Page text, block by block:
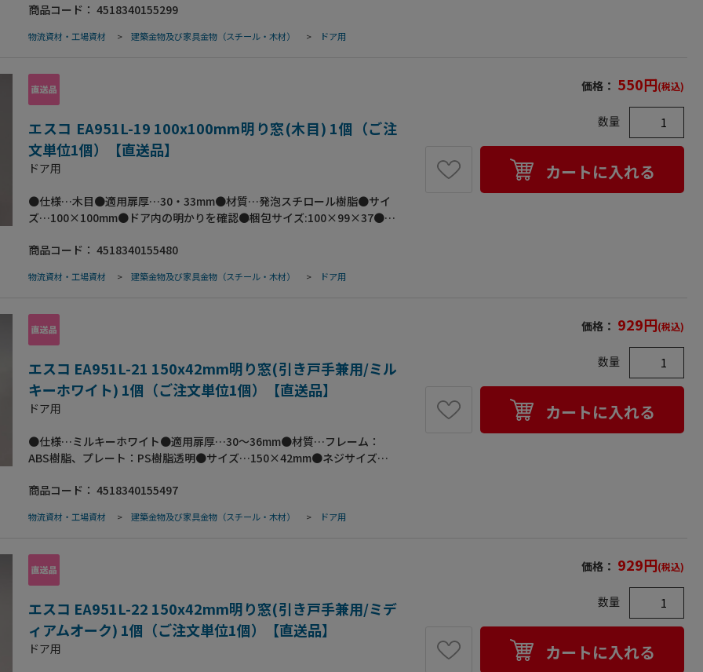
ッピンねじφ4×35（2本））●ヘアーライン仕上げ●荷物のすべり落ちを
商品コード： 4518340155299
物流資材・工場資材 > 建築金物及び家具金物（スチール・木材） > ドア用
エスコ EA951L-19 100x100mm明り窓(木目) 1個（ご注
文単位1個）【直送品】
ドア用
●仕様…木目●適用扉厚…30・33mm●材質…発泡スチロール樹脂●サイ
ズ…100×100mm●ドア内の明かりを確認●梱包サイズ:100×99×37●梱
商品コード： 4518340155480
物流資材・工場資材 > 建築金物及び家具金物（スチール・木材） > ドア用
価格： 550円(税込)
数量
カートに入れる
エスコ EA951L-21 150x42mm明り窓(引き戸手兼用/ミル
キーホワイト) 1個（ご注文単位1個）【直送品】
ドア用
●仕様…ミルキーホワイト●適用扉厚…30～36mm●材質…フレーム：
ABS樹脂、プレート：PS樹脂透明●サイズ…150×42mm●ネジサイズ…
>使用するネジの長さを変える事で28～40mmの扉厚までご使用頂けます。
商品コード： 4518340155497
物流資材・工場資材 > 建築金物及び家具金物（スチール・木材） > ドア用
価格： 929円(税込)
数量
カートに入れる
エスコ EA951L-22 150x42mm明り窓(引き戸手兼用/ミデ
ィアムオーク) 1個（ご注文単位1個）【直送品】
ドア用
価格： 929円(税込)
数量
カートに入れる